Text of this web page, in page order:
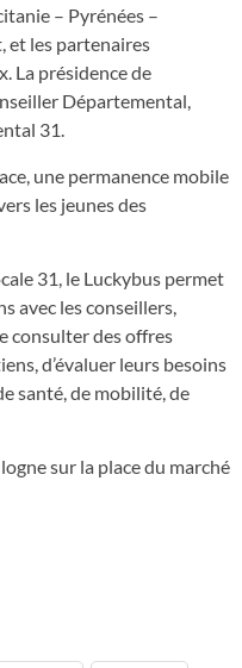
– Pyrénées –
et les partenaires
La présidence de
Départemental,
31.
une permanence mobile
les jeunes des
31, le Luckybus permet
avec les conseillers,
consulter des offres
d’évaluer leurs besoins
santé, de mobilité, de
sur la place du marché